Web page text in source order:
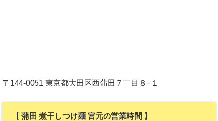
〒144-0051 東京都大田区西蒲田７丁目８−１
【 蒲田 煮干しつけ麺 宮元の営業時間 】